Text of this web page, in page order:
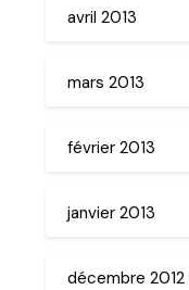
avril 2013
mars 2013
février 2013
janvier 2013
décembre 2012